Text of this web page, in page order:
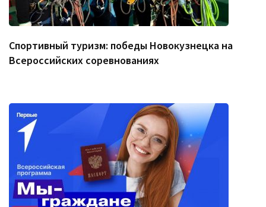
Спортивный туризм: победы Новокузнецка на
Всероссийских соревнованиях